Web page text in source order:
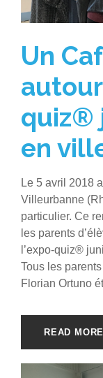
Un
quiz®
en
Le 5 avril 2018
Villeurbanne
particulier. Ce
les parents
l’expo-quiz®
Tous les
Florian Ortuno
READ MORE